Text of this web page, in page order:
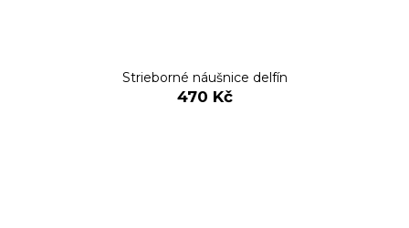
Strieborné náušnice delfín
470 Kč